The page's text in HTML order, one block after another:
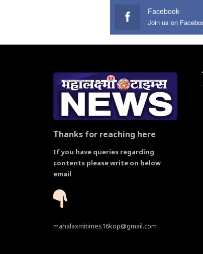
Facebook
Join us on
Thanks for reaching here
If you have queries regarding
contents please write on below
email
mahalaxmitimes16kop@gmail.com